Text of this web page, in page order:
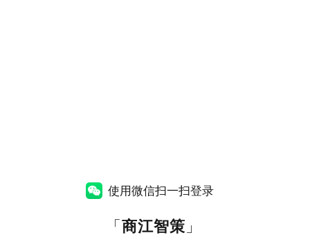
使用微信扫一扫登录
「商江智策 」